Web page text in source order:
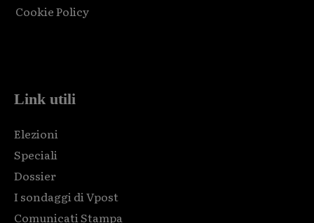
Cookie Policy
Link utili
Elezioni
Speciali
Dossier
I sondaggi di Vpost
Comunicati Stampa